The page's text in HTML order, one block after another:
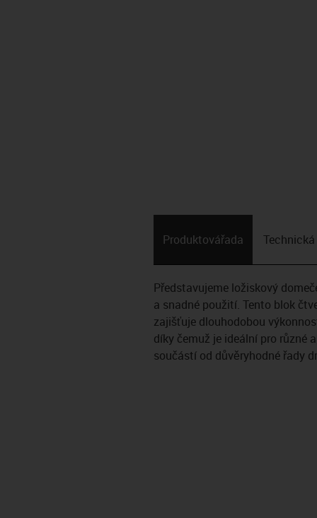
Produktová­řada
Představujeme ložiskový
a snadné použití. Tento blok
zajišťuje dlouhodobou
díky čemuž je ideální pro různé
součástí od důvěryhodné řady